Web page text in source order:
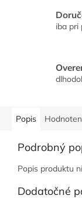
iba pri
Popis
Podrobný
Popis produktu
Dodatočné